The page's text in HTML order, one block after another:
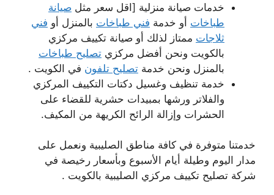
خدمات صيانة منزلية [اقل سعر مثل صيانة
طباخات أو خدمة فني طباخات بالمنزل أو فني
ثلاجات ممتاز لذلك أو صيانة تكييف مركزي
بالكويت ونحن أفضل مركزي تصليح طباخات
بالمنزل ونحن خدمة تصليح تلفون في الكويت .
خدمة تنظيف وغسيل دكتات التكييف المركزي
والفلاتر ورشها بمبيدات حشرية للقضاء على
الحشرات وإزالة الرائح الكريهة من المكيف.
خدمتنا متوفرة في كافة مناطق الصليبية ونعمل على
مدار اليوم وطيلة أيام الأسبوع وبأسعار رخيصة في
شركة تصليح تكييف مركزي الصليبية بالكويت .